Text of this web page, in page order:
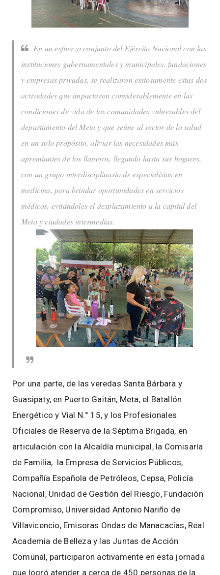
En un esfuerzo conjunto del Ejército Nacional con las
instituciones gubernamentales y municipales, fundaciones
y empresas privadas, se realizaron exitosamente estas dos
actividades que impactaron considerablemente en las
condiciones de vida de las comunidades vulnerables del
departamento del Meta y que reúne al sector de la salud
en un solo propósito, aliviar las necesidades más
apremiantes de los llaneros, llegando hasta sus hogares,
con un grupo interdisciplinario de especialistas en
medicina, para brindar oportunidades en servicios
médicos, evitándoles el desplazamiento a la capital del
Meta y ciudades intermedias.
Por una parte, de las veredas Santa Bárbara y
Guasipaty, en Puerto Gaitán, Meta, el Batallón
Energético y Vial N.° 15, y los Profesionales
Oficiales de Reserva de la Séptima Brigada, en
articulación con la Alcaldía municipal, la Comisaría
de Familia, la Empresa de Servicios Públicos,
Compañía Española de Petróleos, Cepsa, Policía
Nacional, Unidad de Gestión del Riesgo, Fundación
Compromiso, Universidad Antonio Nariño de
Villavicencio, Emisoras Ondas de Manacacías, Real
Academia de Belleza y las Juntas de Acción
Comunal, participaron activamente en esta jornada
que logró atender a cerca de 450 personas de la